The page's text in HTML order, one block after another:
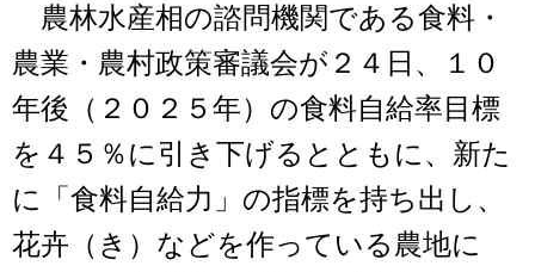
農林水産相の諮問機関である食料・
農業・農村政策審議会が２４日、１０
年後（２０２５年）の食料自給率目標
を４５％に引き下げるとともに、新た
に「食料自給力」の指標を持ち出し、
花卉（き）などを作っている農地に